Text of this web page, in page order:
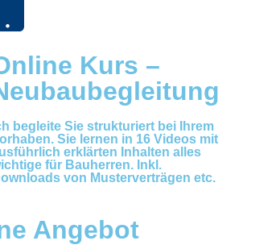
Kurs –
begleite Sie strukturiert bei Ihrem
Sie lernen in 16 Videos mit
erklärten Inhalten alles
für Bauherren. Inkl.
von Musterverträgen etc.
Angebot